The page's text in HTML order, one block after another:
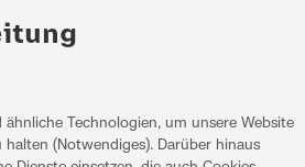
Technologien, um unsere Website
(Notwendiges). Darüber hinaus